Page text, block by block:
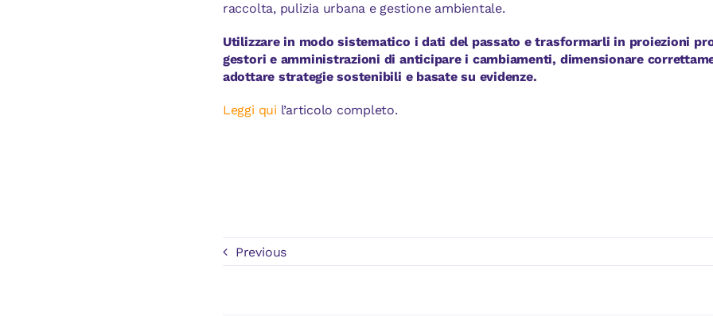
raccolta, pulizia urbana e gestione ambientale.
Utilizzare in modo sistematico i dati del passato e trasformarli in proiezioni
gestori e amministrazioni di anticipare i cambiamenti, dimensionare
adottare strategie sostenibili e basate su evidenze.
Leggi qui l’articolo completo.
Previous